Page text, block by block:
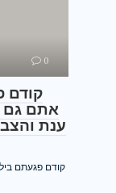
0
אתם גם
ענת